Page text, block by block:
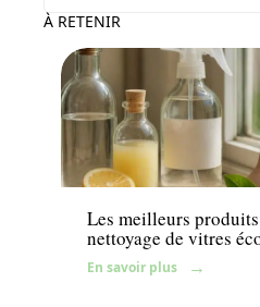
À RETENIR
Maison
Les meilleurs
nettoyage de vitres
En savoir plus